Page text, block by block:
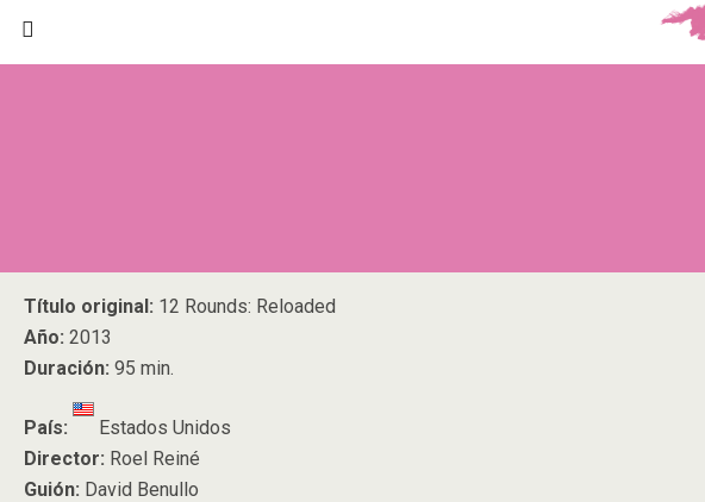
Título original: 12 Rounds: Reloaded
Año: 2013
Duración: 95 min.
País:
Estados Unidos
Director: Roel Reiné
Guión: David Benullo